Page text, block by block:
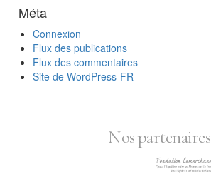
Méta
Connexion
Flux des publications
Flux des commentaires
Site de WordPress-FR
Nos partenaires